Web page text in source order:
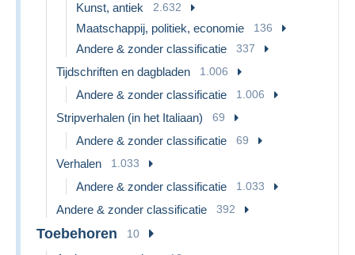
Kunst, antiek 2.632
Maatschappij, politiek, economie 136
Andere & zonder classificatie 337
Tijdschriften en dagbladen 1.006
Andere & zonder classificatie 1.006
Stripverhalen (in het Italiaan) 69
Andere & zonder classificatie 69
Verhalen 1.033
Andere & zonder classificatie 1.033
Andere & zonder classificatie 392
Toebehoren 10